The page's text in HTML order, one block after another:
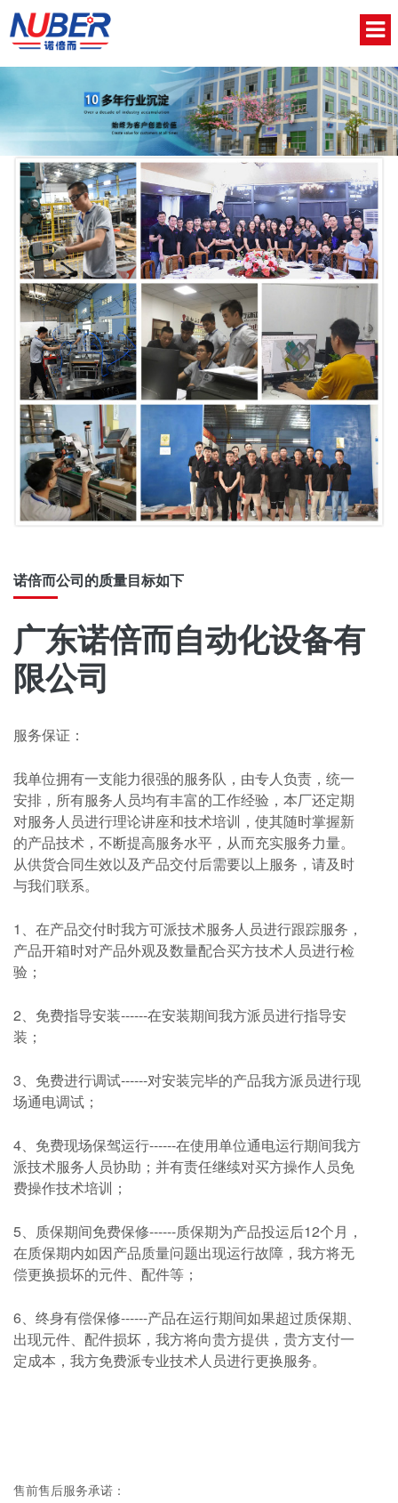
关于我们
新闻中心
产品中心
视频中心
联系我们
English
诺倍而公司的质量目标如下
广东诺倍而自动化设备有
限公司
服务保证：
我单位拥有一支能力很强的服务队，由专人负责，统一
安排，所有服务人员均有丰富的工作经验，本厂还定期
对服务人员进行理论讲座和技术培训，使其随时掌握新
的产品技术，不断提高服务水平，从而充实服务力量。
从供货合同生效以及产品交付后需要以上服务，请及时
与我们联系。
1、在产品交付时我方可派技术服务人员进行跟踪服务，
产品开箱时对产品外观及数量配合买方技术人员进行检
验；
2、免费指导安装------在安装期间我方派员进行指导安
装；
3、免费进行调试------对安装完毕的产品我方派员进行现
场通电调试；
4、免费现场保驾运行------在使用单位通电运行期间我方
派技术服务人员协助；并有责任继续对买方操作人员免
费操作技术培训；
5、质保期间免费保修------质保期为产品投运后12个月，
在质保期内如因产品质量问题出现运行故障，我方将无
偿更换损坏的元件、配件等；
6、终身有偿保修------产品在运行期间如果超过质保期、
出现元件、配件损坏，我方将向贵方提供，贵方支付一
定成本，我方免费派专业技术人员进行更换服务。
售前售后服务承诺：